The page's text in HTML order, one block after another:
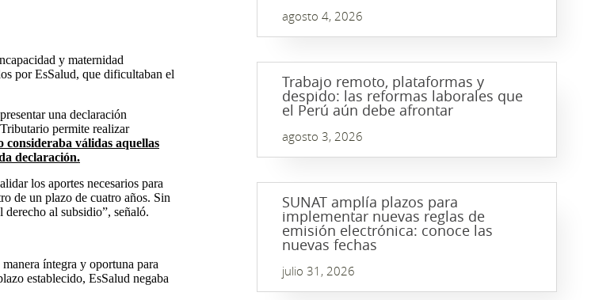
y maternidad
por EsSalud, que dificultaban el
una declaración
permite realizar
consideraba válidas aquellas
declaración.
los aportes necesarios para
de un plazo de cuatro años. Sin
derecho al subsidio”, señaló.
íntegra y oportuna para
establecido, EsSalud negaba
agosto 4, 2026
Trabajo remoto, plataformas y
despido: las reformas laborales que
el Perú aún debe afrontar
agosto 3, 2026
SUNAT amplía plazos para
implementar nuevas reglas de
emisión electrónica: conoce las
nuevas fechas
julio 31, 2026